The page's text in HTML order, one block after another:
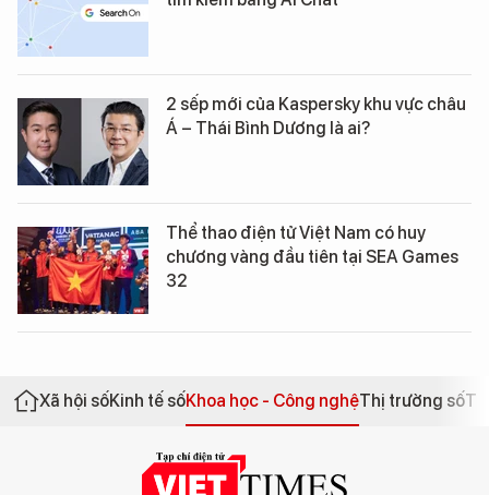
2 sếp mới của Kaspersky khu vực châu
Á – Thái Bình Dương là ai?
Thể thao điện tử Việt Nam có huy
chương vàng đầu tiên tại SEA Games
32
Xã hội sốKinh tế sốKhoa học - Công nghệThị trường số